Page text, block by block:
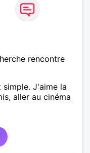
rencontre
simple. J'aime la
aller au cinéma